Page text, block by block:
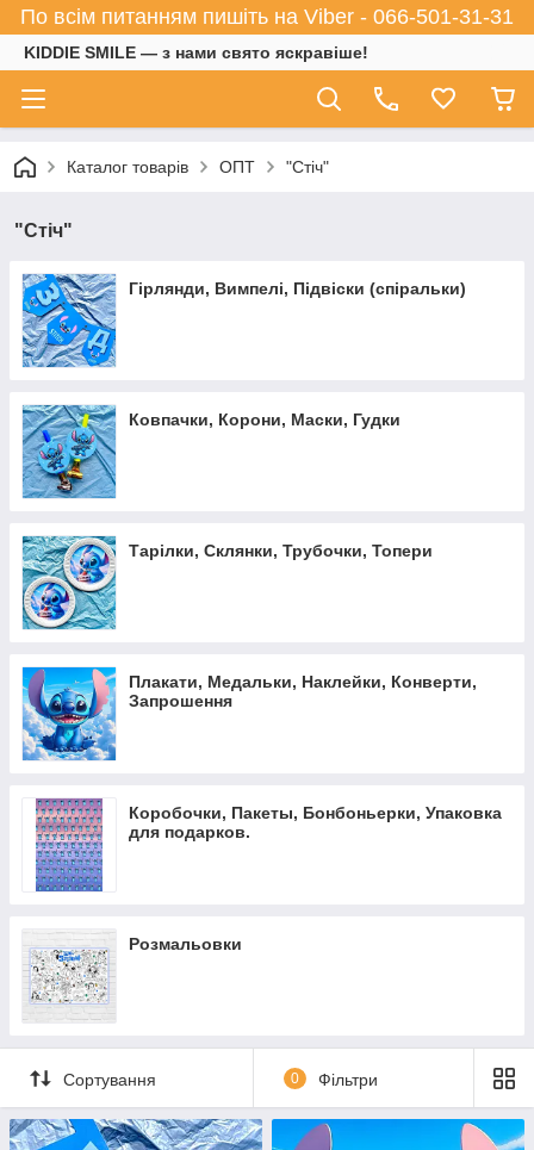
По всім питанням пишіть на Viber - 066-501-31-31
KIDDIE SMILE — з нами свято яскравіше!
Каталог товарів ОПТ "Стіч"
"Стіч"
Гірлянди, Вимпелі, Підвіски (спіральки)
Ковпачки, Корони, Маски, Гудки
Тарілки, Склянки, Трубочки, Топери
Плакати, Медальки, Наклейки, Конверти,
Запрошення
Коробочки, Пакеты, Бонбоньерки, Упаковка
для подарков.
Розмальовки
Сортування 0 Фільтри